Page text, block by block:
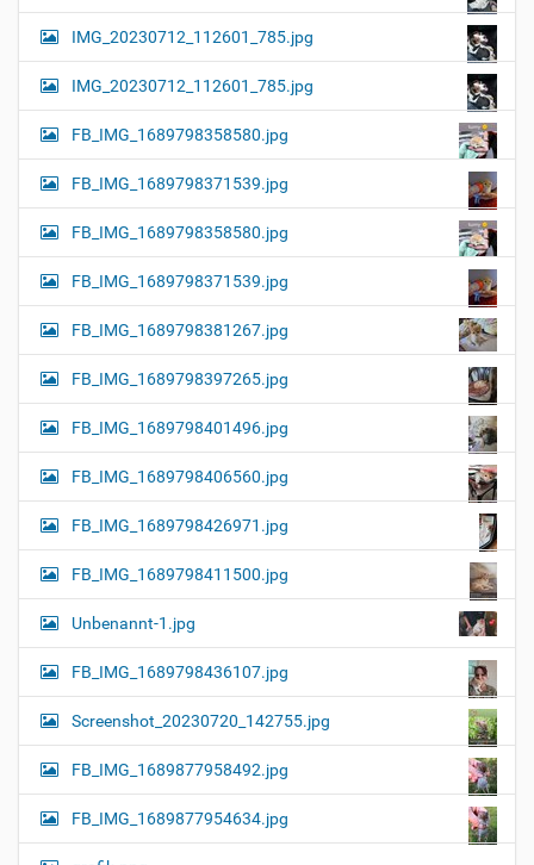
IMG_20230712_112601_785.jpg
IMG_20230712_112601_785.jpg
FB_IMG_1689798358580.jpg
FB_IMG_1689798371539.jpg
FB_IMG_1689798358580.jpg
FB_IMG_1689798371539.jpg
FB_IMG_1689798381267.jpg
FB_IMG_1689798397265.jpg
FB_IMG_1689798401496.jpg
FB_IMG_1689798406560.jpg
FB_IMG_1689798426971.jpg
FB_IMG_1689798411500.jpg
Unbenannt-1.jpg
FB_IMG_1689798436107.jpg
Screenshot_20230720_142755.jpg
FB_IMG_1689877958492.jpg
FB_IMG_1689877954634.jpg